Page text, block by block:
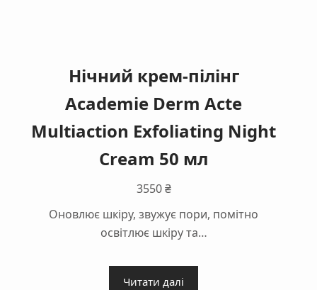
Нічний крем-пілінг
Academie Derm Acte
Multiaction Exfoliating Night
Cream 50 мл
3550₴
Оновлює шкіру, звужує пори, помітно
освітлює шкіру та…
Читати далі